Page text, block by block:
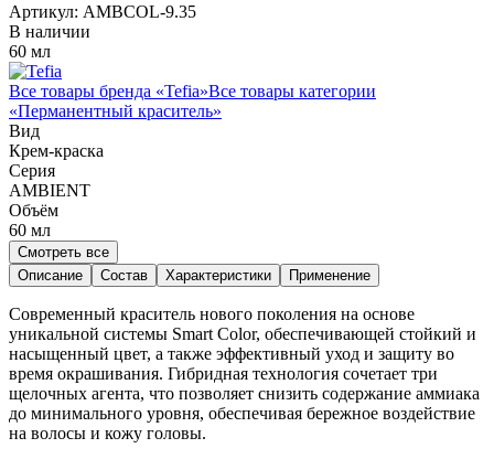
Артикул: AMBCOL-9.35
В наличии
60 мл
Все товары бренда «Tefia»Все товары категории
«Перманентный краситель»
Вид
Крем-краска
Серия
AMBIENT
Объём
60 мл
Смотреть все
Описание
Состав Характеристики Применение
Современный краситель нового поколения на основе
уникальной системы Smart Color, обеспечивающей стойкий и
насыщенный цвет, а также эффективный уход и защиту во
время окрашивания. Гибридная технология сочетает три
щелочных агента, что позволяет снизить содержание аммиака
до минимального уровня, обеспечивая бережное воздействие
на волосы и кожу головы.